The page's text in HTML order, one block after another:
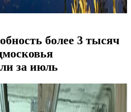
более 3 тысяч
за июль